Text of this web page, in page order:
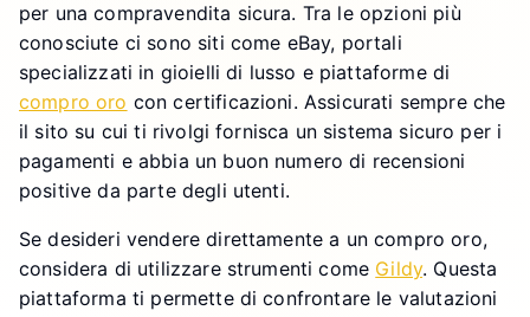
per una compravendita sicura. Tra le opzioni più
conosciute ci sono siti come eBay, portali
specializzati in gioielli di lusso e piattaforme di
compro oro con certificazioni. Assicurati sempre che
il sito su cui ti rivolgi fornisca un sistema sicuro per i
pagamenti e abbia un buon numero di recensioni
positive da parte degli utenti.
Se desideri vendere direttamente a un compro oro,
considera di utilizzare strumenti come Gildy. Questa
piattaforma ti permette di confrontare le valutazioni